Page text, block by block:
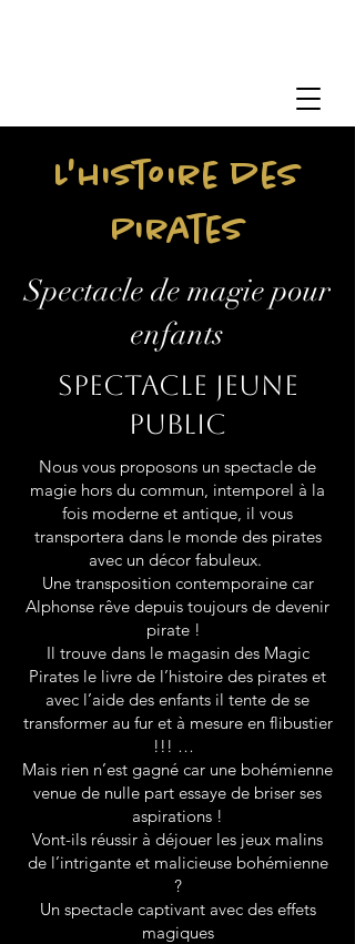
L'histoire des
Pirates
Spectacle de magie pour
enfants
Spectacle jeune
public
Nous vous proposons un spectacle de
magie hors du commun, intemporel à la
fois moderne et antique, il vous
transportera dans le monde des pirates
avec un décor fabuleux.
Une transposition contemporaine car
Alphonse rêve depuis toujours de devenir
pirate !
Il trouve dans le magasin des Magic
Pirates le livre de l’histoire des pirates et
avec l’aide des enfants il tente de se
transformer au fur et à mesure en flibustier
!!! …
Mais rien n’est gagné car une bohémienne
venue de nulle part essaye de briser ses
aspirations !
Vont-ils réussir à déjouer les jeux malins
de l’intrigante et malicieuse bohémienne
?
Un spectacle captivant avec des effets
magiques